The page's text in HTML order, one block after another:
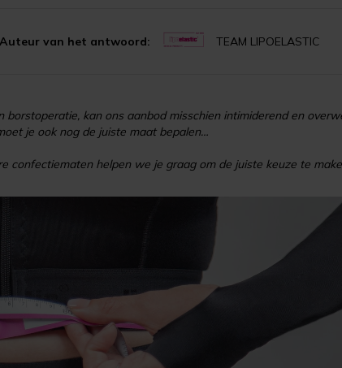
Auteur van het antwoord: TEAM LIPOELASTIC
kan ons aanbod misschien intimiderend en
je ook nog de juiste maat bepalen…
confectiematen helpen we je graag om de juiste keuze te